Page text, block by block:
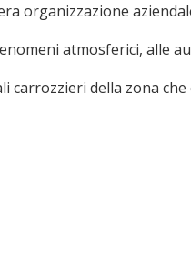
organizzazione
atmosferici, alle
carrozzieri della zona